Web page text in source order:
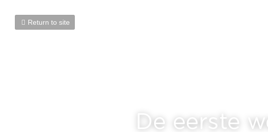
Return to site
De eerste